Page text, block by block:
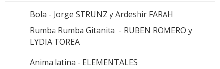
Bola - Jorge STRUNZ y Ardeshir FARAH
Rumba Rumba Gitanita - RUBEN ROMERO y
LYDIA TOREA
Anima latina - ELEMENTALES